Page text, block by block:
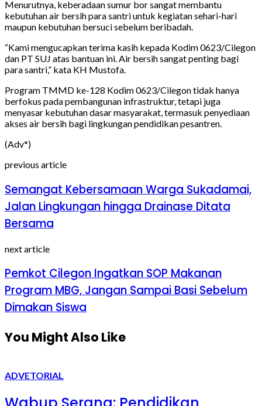
Menurutnya, keberadaan sumur bor sangat membantu
kebutuhan air bersih para santri untuk kegiatan sehari-hari
maupun kebutuhan bersuci sebelum beribadah.
“Kami mengucapkan terima kasih kepada Kodim 0623/Cilegon
dan PT SUJ atas bantuan ini. Air bersih sangat penting bagi
para santri,” kata KH Mustofa.
Program TMMD ke-128 Kodim 0623/Cilegon tidak hanya
berfokus pada pembangunan infrastruktur, tetapi juga
menyasar kebutuhan dasar masyarakat, termasuk penyediaan
akses air bersih bagi lingkungan pendidikan pesantren.
(Adv*)
previous article
Semangat Kebersamaan Warga Sukadamai,
Jalan Lingkungan hingga Drainase Ditata
Bersama
next article
Pemkot Cilegon Ingatkan SOP Makanan
Program MBG, Jangan Sampai Basi Sebelum
Dimakan Siswa
You Might Also Like
ADVETORIAL